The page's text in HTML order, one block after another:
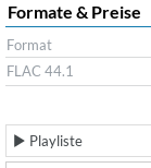
Formate & Preise
Format
FLAC 44.1
Playliste